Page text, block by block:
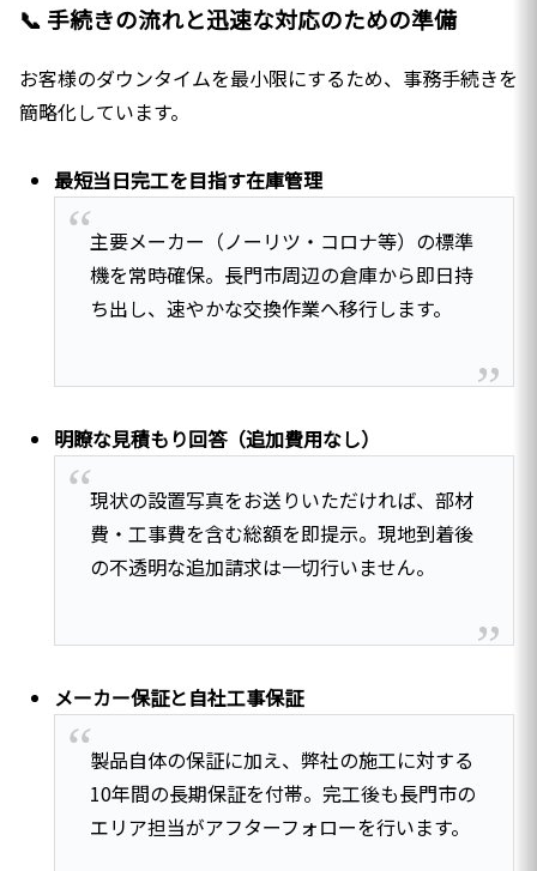
📞 手続きの流れと迅速な対応のための準備
お客様のダウンタイムを最小限にするため、事務手続きを
簡略化しています。
最短当日完工を目指す在庫管理
主要メーカー（ノーリツ・コロナ等）の標準
機を常時確保。長門市周辺の倉庫から即日持
ち出し、速やかな交換作業へ移行します。
明瞭な見積もり回答（追加費用なし）
現状の設置写真をお送りいただければ、部材
費・工事費を含む総額を即提示。現地到着後
の不透明な追加請求は一切行いません。
メーカー保証と自社工事保証
製品自体の保証に加え、弊社の施工に対する
10年間の長期保証を付帯。完工後も長門市の
エリア担当がアフターフォローを行います。